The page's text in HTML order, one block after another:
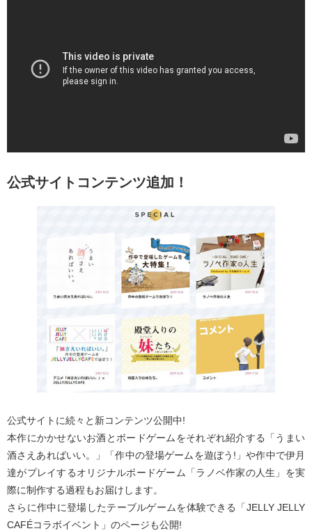
公式サイトコンテンツ追加！
公式サイトに続々と新コンテンツ公開中!
本作にかかせないお酒とボードゲームをそれぞれ紹介する「うまい
酒さえあればいい。」「作中の登場ゲームを遊ぼう!」や作中で伊月
達がプレイするオリジナルボードゲーム「ラノベ作家の人生」を実
際に制作する過程もお届けします。
さらに作中に登場したテーブルゲームを体験できる「JELLY JELLY
CAFÉコラボイベント」のページも公開!